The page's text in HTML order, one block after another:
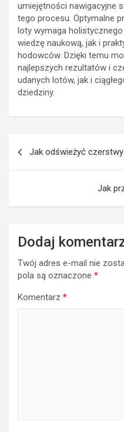
umiejętności nawigacyjne
tego procesu. Optymalne
loty wymaga
wiedzę naukową, jak i
hodowców. Dzięki temu
najlepszych rezultatów i
udanych lotów, jak i
dziedziny.
Jak odświeżyć
Jak
Dodaj
Twój adres e-mail nie
pola są oznaczone *
Komentarz *